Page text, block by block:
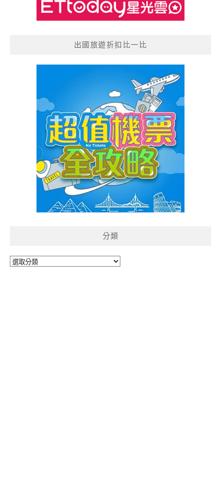
出國旅遊折扣比一比
分類
分